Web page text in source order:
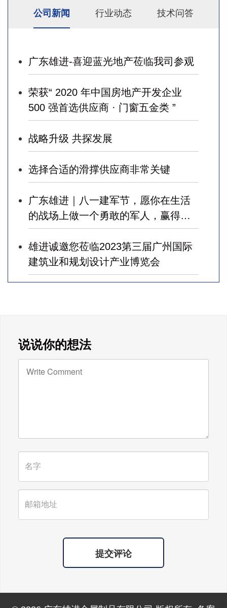
公司新闻 行业动态 技术问答
广东雄进-喜迎蓝光地产莅临我司参观
荣获“ 2020 年中国房地产开发企业
500 强首选供应商 · 门窗五金类 ”
战略升级 共探发展
选择合适的滑撑供应商非常关键
广东雄进｜八一建军节，愿你在生活
的战场上做一个勇敢的军人，赢得幸
福！
雄进诚邀您莅临2023第三届广州国际
建筑业和规划设计产业博览会
广东雄进｜教师节到了，祝节日健康
快乐!天下老师们身体健康!
说说你的想法
提交评论